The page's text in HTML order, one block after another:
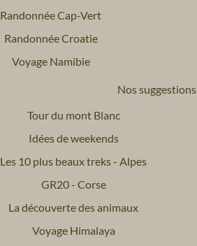
Randonnée Cap-Vert
Randonnée Croatie
Voyage Namibie
Nos suggestions
Tour du mont Blanc
Idées de weekends
Les 10 plus beaux treks - Alpes
GR20 - Corse
La découverte des animaux
Voyage Himalaya